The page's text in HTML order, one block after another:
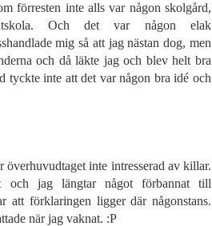
förresten inte alls var någon skolgård,
Och det var någon elak
mig så att jag nästan dog, men
och då läkte jag och blev helt bra
tyckte inte att det var någon bra idé och
inte intresserad av killar.
och jag längtar något förbannat till
att förklaringen ligger där någonstans.
när jag vaknat. :P